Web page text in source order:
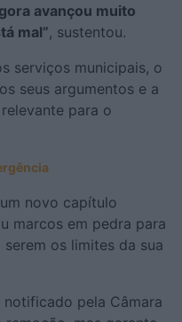
avançou muito
mal”, sustentou.
serviços municipais, o
seus argumentos e a
para o
novo capítulo
marcos em pedra para
os limites da sua
pela Câmara